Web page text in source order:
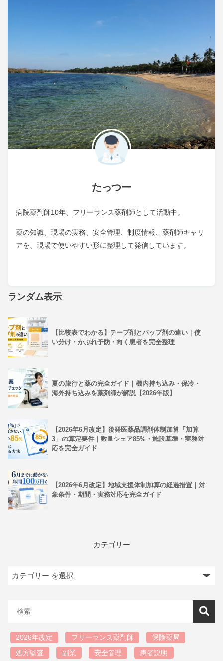
たっつー
病院薬剤師10年、フリーランス薬剤師として活動中。
薬の知識、現場の実務、安全管理、制度情報、薬剤師キャリ
アを、現場で使いやすい形に整理して発信しています。
ランダム表示
【比較表でわかる】テープ剤とパップ剤の違い｜使
い分け・かぶれ予防・向く患者を完全整理
夏の旅行と薬の完全ガイド｜機内持ち込み・保冷・
海外持ち込みを薬剤師が解説【2026年版】
【2026年6月改定】後発医薬品調剤体制加算「加算
3」の算定要件｜数量シェア85%・施設基準・実務対
応を完全ガイド
【2026年6月改定】地域支援体制加算の経過措置｜対
象条件・期間・実務対応を完全ガイド
カテゴリー
2026年改定 フリーランス薬剤師
保険薬局
処方監査
副業 安全管理 患者説明